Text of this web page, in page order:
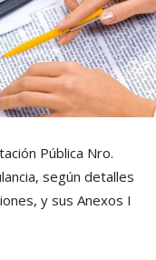
Pública Nro.
según detalles
y sus Anexos I